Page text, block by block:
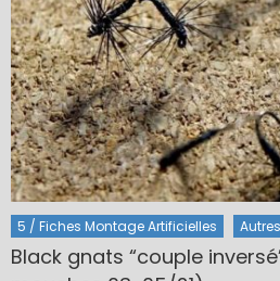
5 / Fiches Montage Artificielles
Black gnats “couple